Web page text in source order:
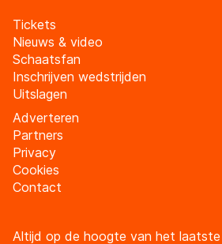
Tickets
Nieuws & video
Schaatsfan
Inschrijven wedstrijden
Uitslagen
Adverteren
Partners
Privacy
Cookies
Contact
Altijd op de hoogte van het laatste